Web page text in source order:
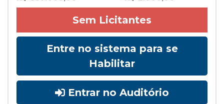
Sem Licitantes
Entre no sistema para se
Habilitar
Entrar no Auditório